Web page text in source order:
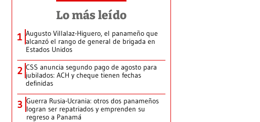
Lo más leído
1 Augusto Villalaz-Higuero, el panameño que
alcanzó el rango de general de brigada en
Estados Unidos
2 CSS anuncia segundo pago de agosto para
jubilados: ACH y cheque tienen fechas
definidas
3 Guerra Rusia-Ucrania: otros dos panameños
logran ser repatriados y emprenden su
regreso a Panamá